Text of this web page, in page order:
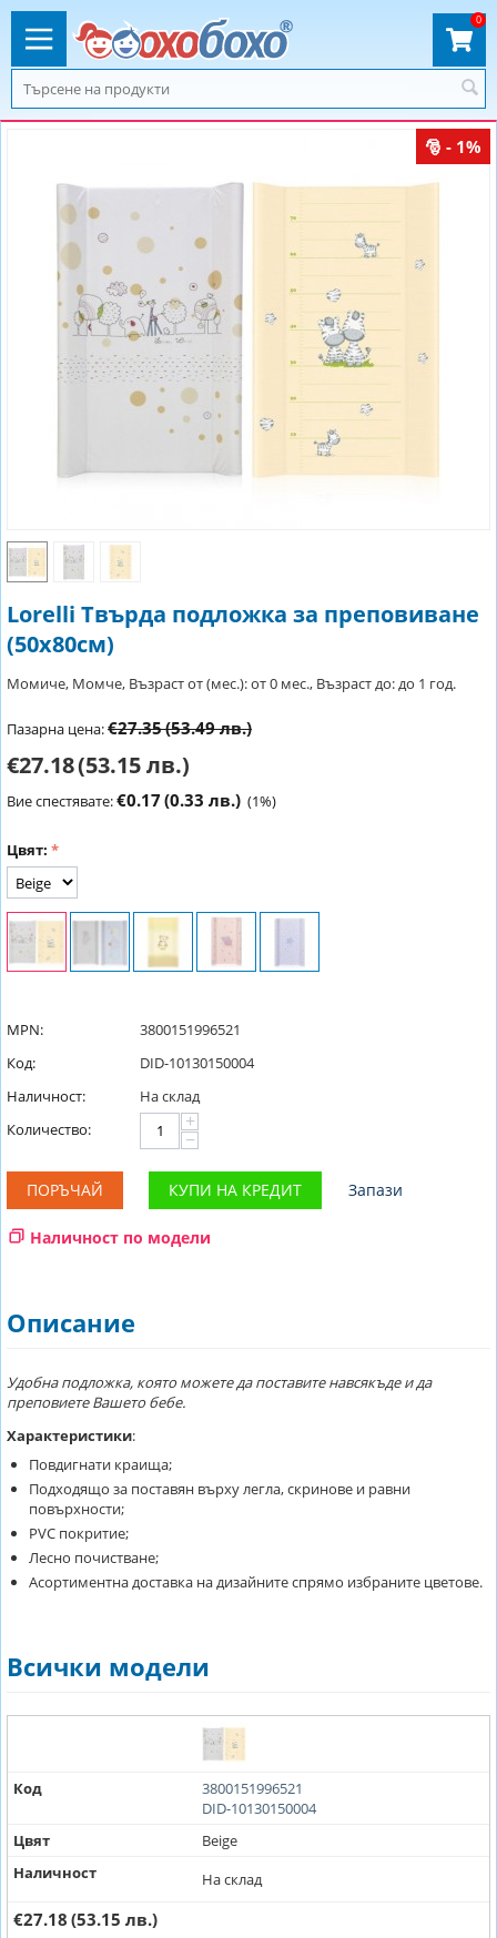
0
- 1%
Lorelli Твърда подложка за преповиване
(50x80см)
Момиче, Момче, Възраст от (мес.): от 0 мес., Възраст до: до 1 год.
Пазарна цена:€27.35(53.49 лв.)
€27.18(53.15 лв.)
Вие спестявате:€0.17 (0.33 лв.) (1%)
Цвят:
MPN:
3800151996521
Код:
DID-10130150004
Наличност:
На склад
Количество:
+
−
ПОРЪЧАЙ КУПИ НА КРЕДИТ Запази
Наличност по модели
Описание
Удобна подложка, която можете да поставите навсякъде и да
преповиете Вашето бебе.
Характеристики:
Повдигнати краища;
Подходящо за поставян върху легла, скринове и равни
повърхности;
PVC покритие;
Лесно почистване;
Асортиментна доставка на дизайните спрямо избраните цветове.
Всички модели
Код
3800151996521
DID-10130150004
Цвят
Beige
Наличност
На склад
€27.18 (53.15 лв.)